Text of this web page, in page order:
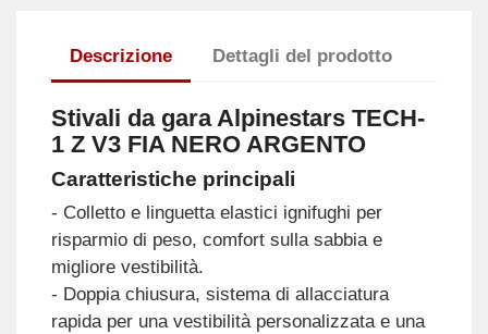
Descrizione Dettagli del prodotto
Stivali da gara Alpinestars TECH-
1 Z V3 FIA NERO ARGENTO
Caratteristiche principali
- Colletto e linguetta elastici ignifughi per
risparmio di peso, comfort sulla sabbia e
migliore vestibilità.
- Doppia chiusura, sistema di allacciatura
rapida per una vestibilità personalizzata e una